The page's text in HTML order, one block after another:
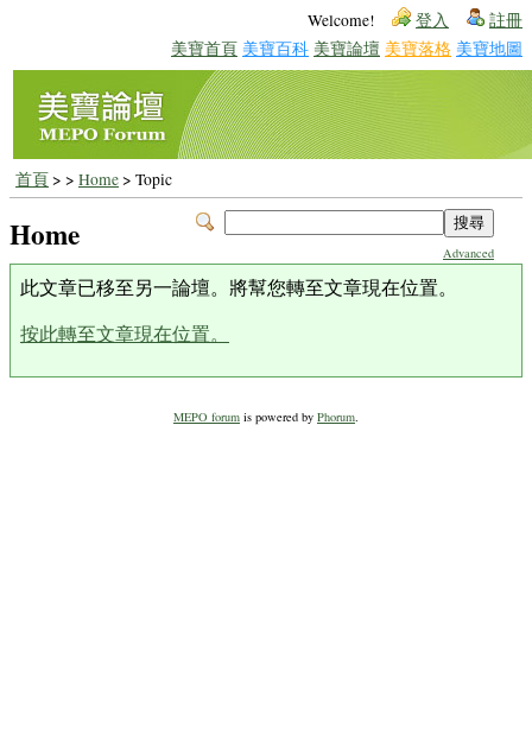
Welcome! 登入 註冊
美寶首頁 美寶百科 美寶論壇 美寶落格 美寶地圖
首頁> > Home> Topic
Advanced
Home
此文章已移至另一論壇。將幫您轉至文章現在位置。
按此轉至文章現在位置。
MEPO forum is powered by Phorum.